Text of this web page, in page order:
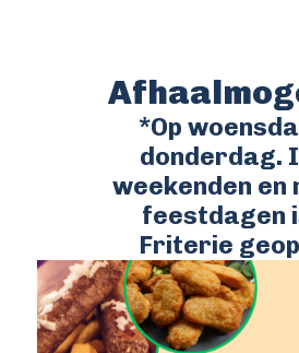
*Op
donderdag.
weekenden en
feestdagen
Friterie